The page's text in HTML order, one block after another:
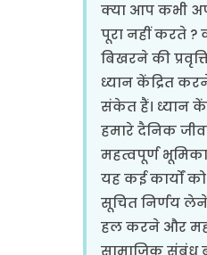
क्या आप कभी
पूरा नहीं करते ?
बिखरने की
ध्यान केंद्रित
संकेत हैं। ध्यान
हमारे दैनिक
महत्वपूर्ण
यह कई कार्यों
सूचित निर्णय
हल करने और
सामाजिक संबंध